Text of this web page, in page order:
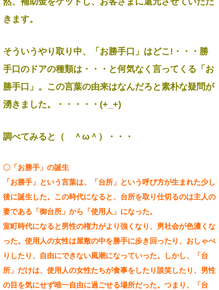
きます。
そういうやり取り中、「お勝手口」はどこ!・・・勝
手口のドアの種類は・・・と何気なく言ってくる「お
勝手口」。この言葉の由来はなんだろと素朴な疑問が
湧きました。・・・・・(+_+)
調べてみると（ ＾ω＾）・・・
〇「お勝手」の誕生
「お勝手」という言葉は、「台所」という呼び方が生まれた少し
後に誕生した。この時代になると、台所を取り仕切るのは主人の
妻である「御台所」から「使用人」になった。
室町時代になると男性の権力がより強くなり、男社会が色濃くな
った。使用人の女性は屋敷の中を勝手に歩き回ったり、おしゃべ
りしたり、自由にできない風潮になっていった。しかし、「台
所」だけは、使用人の女性たちが食事をしたり談笑したり、男性
の目を気にせず唯一自由に過ごせる場所だった。つまり、「台